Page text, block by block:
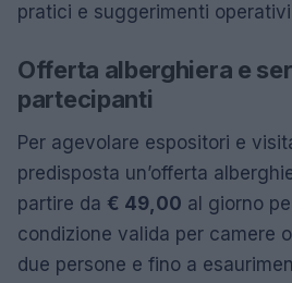
pratici e suggerimenti
Offerta alberghiera e
partecipanti
Per agevolare espositori e
predisposta un’offerta
partire da € 49,00 al giorno
condizione valida per camere
due persone e fino a